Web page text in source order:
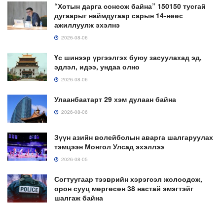
“Хотын дарга сонсож байна” 150150 тусгай
дугаарыг наймдугаар сарын 14-нөөс
ажиллуулж эхэлнэ
2026-08-06
Үс шинээр үргээлгэх буюу засуулахад эд,
эдлэл, идээ, ундаа олно
2026-08-06
Улаанбаатарт 29 хэм дулаан байна
2026-08-06
Зүүн азийн волейболын аварга шалгаруулах
тэмцээн Монгол Улсад эхэллээ
2026-08-05
Согтуугаар тээврийн хэрэгсэл жолоодож,
орон сууц мөргөсөн 38 настай эмэгтэйг
шалгаж байна